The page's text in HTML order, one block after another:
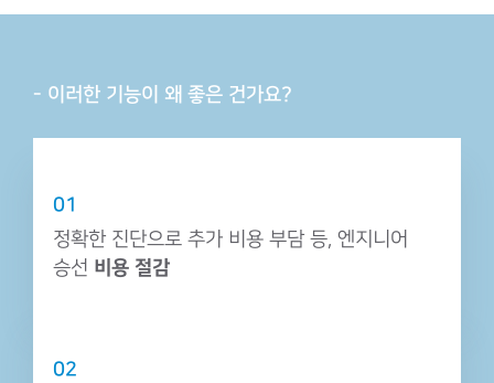
- 이러한 기능이 왜 좋은 건가요?
01
정확한 진단으로 추가 비용 부담 등,엔지니어
승선 비용 절감
02